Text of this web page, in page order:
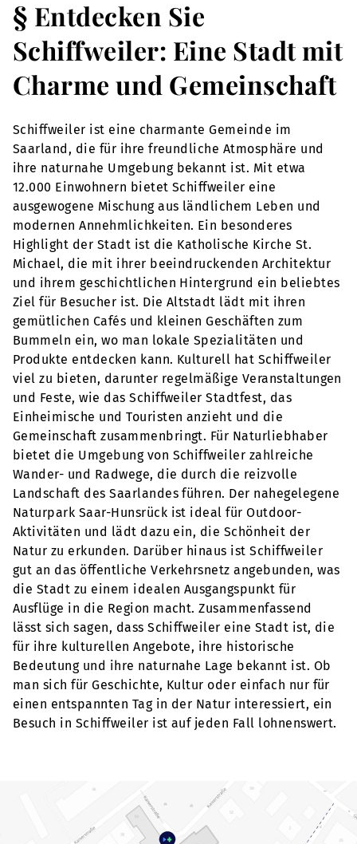
§ Entdecken Sie
Schiffweiler: Eine Stadt mit
Charme und Gemeinschaft
Schiffweiler ist eine charmante Gemeinde im
Saarland, die für ihre freundliche Atmosphäre und
ihre naturnahe Umgebung bekannt ist. Mit etwa
12.000 Einwohnern bietet Schiffweiler eine
ausgewogene Mischung aus ländlichem Leben und
modernen Annehmlichkeiten. Ein besonderes
Highlight der Stadt ist die Katholische Kirche St.
Michael, die mit ihrer beeindruckenden Architektur
und ihrem geschichtlichen Hintergrund ein beliebtes
Ziel für Besucher ist. Die Altstadt lädt mit ihren
gemütlichen Cafés und kleinen Geschäften zum
Bummeln ein, wo man lokale Spezialitäten und
Produkte entdecken kann. Kulturell hat Schiffweiler
viel zu bieten, darunter regelmäßige Veranstaltungen
und Feste, wie das Schiffweiler Stadtfest, das
Einheimische und Touristen anzieht und die
Gemeinschaft zusammenbringt. Für Naturliebhaber
bietet die Umgebung von Schiffweiler zahlreiche
Wander- und Radwege, die durch die reizvolle
Landschaft des Saarlandes führen. Der nahegelegene
Naturpark Saar-Hunsrück ist ideal für Outdoor-
Aktivitäten und lädt dazu ein, die Schönheit der
Natur zu erkunden. Darüber hinaus ist Schiffweiler
gut an das öffentliche Verkehrsnetz angebunden, was
die Stadt zu einem idealen Ausgangspunkt für
Ausflüge in die Region macht. Zusammenfassend
lässt sich sagen, dass Schiffweiler eine Stadt ist, die
für ihre kulturellen Angebote, ihre historische
Bedeutung und ihre naturnahe Lage bekannt ist. Ob
man sich für Geschichte, Kultur oder einfach nur für
einen entspannten Tag in der Natur interessiert, ein
Besuch in Schiffweiler ist auf jeden Fall lohnenswert.